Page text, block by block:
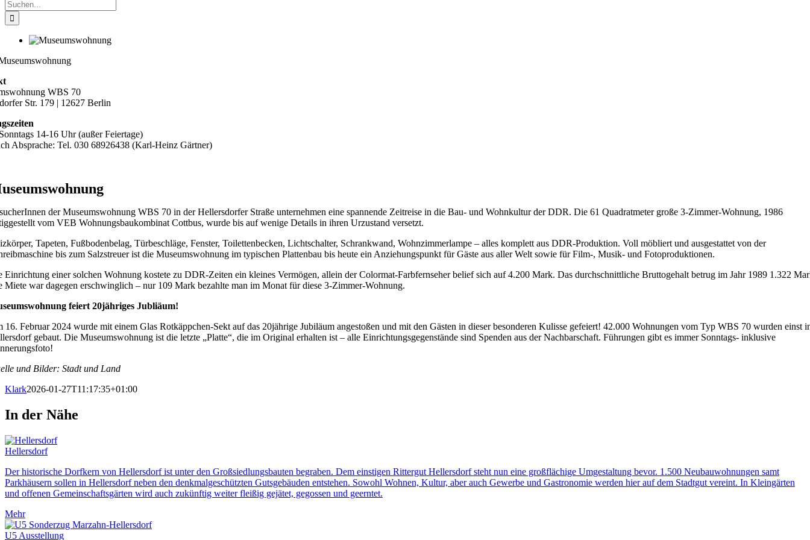
Suche
nach:
WBS 70
Str. 179 | 12627 Berlin
14-16 Uhr (außer Feiertage)
Absprache: Tel. 030 68926438 (Karl-Heinz Gärtner)
der Museumswohnung WBS 70 in der Hellersdorfer Straße unternehmen eine spannende Zeitreise in die Bau- und Wohnkultur der DDR. Die 61 Quadratmeter große 3-Zimmer-Wohnung, 1986
vom VEB Wohnungsbaukombinat Cottbus, wurde bis auf wenige Details in ihren Urzustand versetzt.
Tapeten, Fußbodenbelag, Türbeschläge, Fenster, Toilettenbecken, Lichtschalter, Schrankwand, Wohnzimmerlampe – alles komplett aus DDR-Produktion. Voll möbliert und ausgestattet von der
bis zum Salzstreuer ist die Museumswohnung im typischen Plattenbau bis heute ein Anziehungspunkt für Gäste aus aller Welt sowie für Film-, Musik- und Fotoproduktionen.
Einrichtung einer solchen Wohnung kostete zu DDR-Zeiten ein kleines Vermögen, allein der Colormat-Farbfernseher belief sich auf 4.200 Mark. Das durchschnittliche Bruttogehalt betrug im Jahr 1989 1.322
Miete war dagegen erschwinglich – nur 109 Mark bezahlte man im Monat für diese 3-Zimmer-Wohnung.
feiert 20jähriges Jubliäum!
16. Februar 2024 wurde mit einem Glas Rotkäppchen-Sekt auf das 20jährige Jubiläum angestoßen und mit den Gästen in dieser besonderen Kulisse gefeiert! 42.000 Wohnungen vom Typ WBS 70 wurden einst
gebaut. Die Museumswohnung ist die letzte „Platte“, die im Original erhalten ist – alle Einrichtungsgegenstände sind Spenden aus der Nachbarschaft. Führungen gibt es immer Sonntags- inklusive
und Bilder: Stadt und Land
Klark2026-01-27T11:17:35+01:00
In der Nähe
Hellersdorf
Der historische Dorfkern von Hellersdorf ist unter den Großsiedlungsbauten begraben. Dem einstigen Rittergut Hellersdorf steht nun eine großflächige Umgestaltung bevor. 1.500 Neubauwohnungen samt
Parkhäusern sollen in Hellersdorf neben den denkmalgeschützten Gutsgebäuden entstehen. Sowohl Wohnen, Kultur, aber auch Gewerbe und Gastronomie werden hier auf dem Stadtgut vereint. In Kleingärten
und offenen Gemeinschaftsgärten wird auch zukünftig weiter fleißig gejätet, gegossen und geerntet.
Mehr
U5 Ausstellung